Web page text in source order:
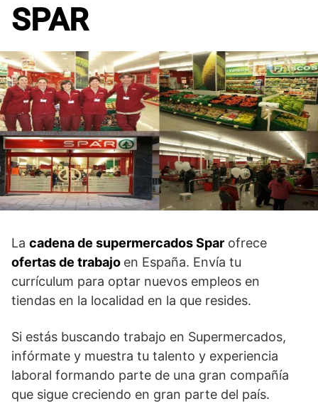
SPAR
La cadena de supermercados Spar ofrece
ofertas de trabajo en España. Envía tu
currículum para optar nuevos empleos en
tiendas en la localidad en la que resides.
Si estás buscando trabajo en Supermercados,
infórmate y muestra tu talento y experiencia
laboral formando parte de una gran compañía
que sigue creciendo en gran parte del país.